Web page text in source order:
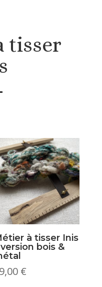
tisser
à tisser Inis
bois &
€